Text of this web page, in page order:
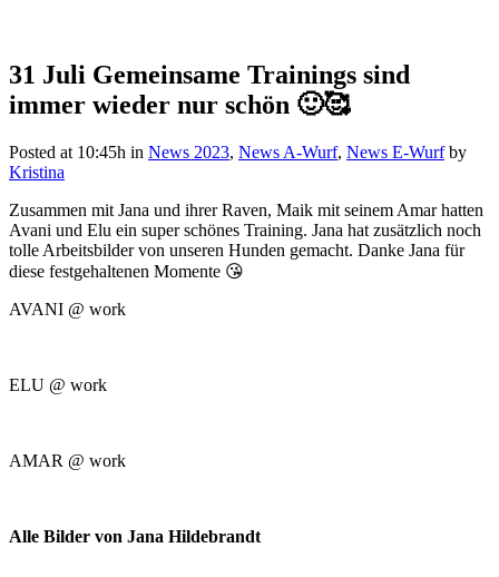
31 Juli Gemeinsame Trainings sind
immer wieder nur schön 🙂🥰
Posted at 10:45h in News 2023, News A-Wurf, News E-Wurf by
Kristina
Zusammen mit Jana und ihrer Raven, Maik mit seinem Amar hatten
Avani und Elu ein super schönes Training. Jana hat zusätzlich noch
tolle Arbeitsbilder von unseren Hunden gemacht. Danke Jana für
diese festgehaltenen Momente 😘
AVANI @ work
ELU @ work
AMAR @ work
Alle Bilder von Jana Hildebrandt